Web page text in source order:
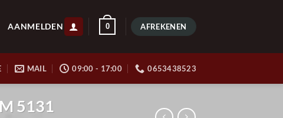
AANMELDEN 0 AFREKENEN
MAIL 09:00 - 17:00 0653438523
5131